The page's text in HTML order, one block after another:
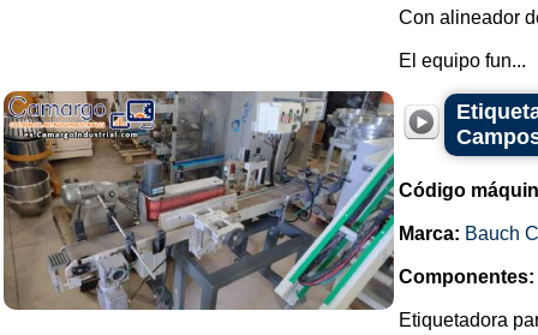
Con alineador
El equipo fun...
Código
Marca: Bauch
Componentes:
Etiquetadora